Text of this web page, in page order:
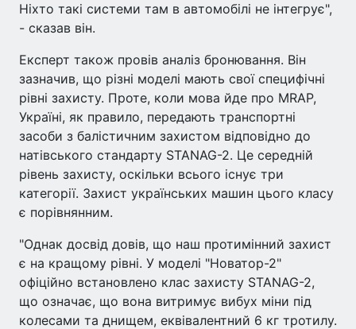
Ніхто такі системи там в автомобілі не інтегрує",
- сказав він.
Експерт також провів аналіз бронювання. Він
зазначив, що різні моделі мають свої специфічні
рівні захисту. Проте, коли мова йде про MRAP,
Україні, як правило, передають транспортні
засоби з балістичним захистом відповідно до
натівського стандарту STANAG-2. Це середній
рівень захисту, оскільки всього існує три
категорії. Захист українських машин цього класу
є порівнянним.
"Однак досвід довів, що наш протимінний захист
є на кращому рівні. У моделі "Новатор-2"
офіційно встановлено клас захисту STANAG-2,
що означає, що вона витримує вибух міни під
колесами та днищем, еквівалентний 6 кг тротилу.